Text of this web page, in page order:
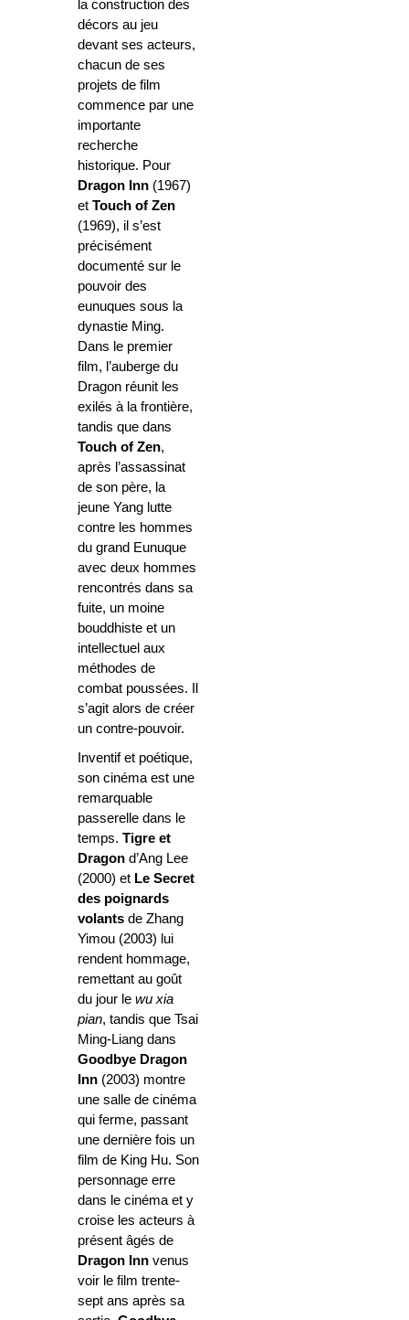
la construction des
décors au jeu
devant ses acteurs,
chacun de ses
projets de film
commence par une
importante
recherche
historique. Pour
Dragon Inn (1967)
et Touch of Zen
(1969), il s’est
précisément
documenté sur le
pouvoir des
eunuques sous la
dynastie Ming.
Dans le premier
film, l’auberge du
Dragon réunit les
exilés à la frontière,
tandis que dans
Touch of Zen,
après l’assassinat
de son père, la
jeune Yang lutte
contre les hommes
du grand Eunuque
avec deux hommes
rencontrés dans sa
fuite, un moine
bouddhiste et un
intellectuel aux
méthodes de
combat poussées. Il
s’agit alors de créer
un contre-pouvoir.
Inventif et poétique,
son cinéma est une
remarquable
passerelle dans le
temps. Tigre et
Dragon d’Ang Lee
(2000) et Le Secret
des poignards
volants de Zhang
Yimou (2003) lui
rendent hommage,
remettant au goût
du jour le wu xia
pian, tandis que Tsai
Ming-Liang dans
Goodbye Dragon
Inn (2003) montre
une salle de cinéma
qui ferme, passant
une dernière fois un
film de King Hu. Son
personnage erre
dans le cinéma et y
croise les acteurs à
présent âgés de
Dragon Inn venus
voir le film trente-
sept ans après sa